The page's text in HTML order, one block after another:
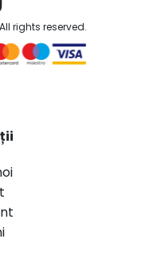
rights reserved.